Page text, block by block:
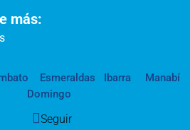
más:
Esmeraldas Ibarra
Manabí
Domingo
Seguir